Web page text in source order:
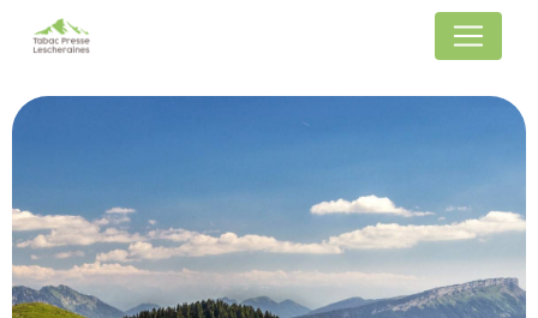
Panneau de gestion des cookies